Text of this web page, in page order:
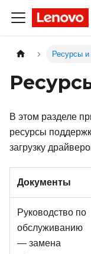
Ресурсы и
В этом разделе
ресурсы
загрузку
Документы
Руководство по
обслуживанию
— замена